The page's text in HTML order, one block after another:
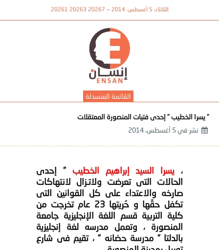
الثلاثاء، 5 أغسطس، 2014 — 20267 20263 20261
القائمة المنسدلة
” يسرا الخطيب ” إحدى فتيات المنصورة المعتقلات
نشر في 5 أغسطس، 2014
، يسرا السيد إبراهيم الخطيب ” إحدى
الحالات التى تعرضت ولاتـزال لانتهاكات
صارخه والاعتداء على كل القوانين التى
تكفل حقّها و حُريتها 23 عام تخرجت من
كلية التربية قسم اللغة الإنجليزية جامعة
المنصورة ، وتعمل مدرسه لغة إنجليزية
بالدلتا ” مدرسة حضانه ” ، تقيم فى شارع